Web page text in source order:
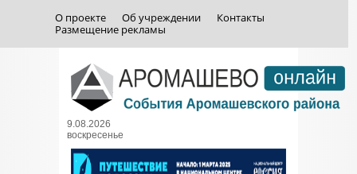
О проекте Об учреждении
Контакты
Размещение рекламы
9.08.2026
воскресенье